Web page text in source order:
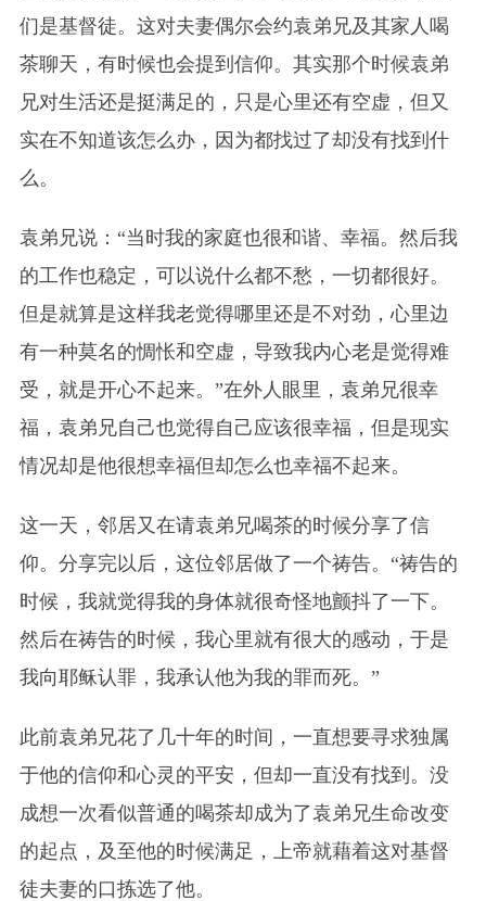
们是基督徒。这对夫妻偶尔会约袁弟兄及其家人喝
茶聊天，有时候也会提到信仰。其实那个时候袁弟
兄对生活还是挺满足的，只是心里还有空虚，但又
实在不知道该怎么办，因为都找过了却没有找到什
么。
袁弟兄说：“当时我的家庭也很和谐、幸福。然后我
的工作也稳定，可以说什么都不愁，一切都很好。
但是就算是这样我老觉得哪里还是不对劲，心里边
有一种莫名的惆怅和空虚，导致我内心老是觉得难
受，就是开心不起来。”在外人眼里，袁弟兄很幸
福，袁弟兄自己也觉得自己应该很幸福，但是现实
情况却是他很想幸福但却怎么也幸福不起来。
这一天，邻居又在请袁弟兄喝茶的时候分享了信
仰。分享完以后，这位邻居做了一个祷告。“祷告的
时候，我就觉得我的身体就很奇怪地颤抖了一下。
然后在祷告的时候，我心里就有很大的感动，于是
我向耶稣认罪，我承认他为我的罪而死。”
此前袁弟兄花了几十年的时间，一直想要寻求独属
于他的信仰和心灵的平安，但却一直没有找到。没
成想一次看似普通的喝茶却成为了袁弟兄生命改变
的起点，及至他的时候满足，上帝就藉着这对基督
徒夫妻的口拣选了他。